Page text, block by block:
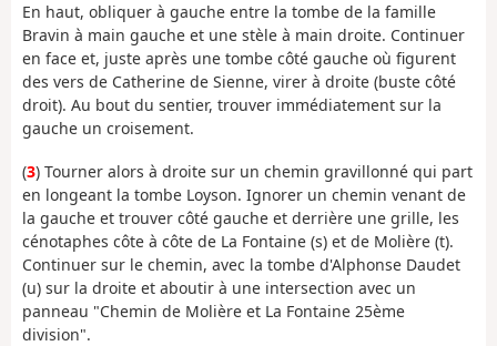
En haut, obliquer à gauche entre la tombe de la famille
Bravin à main gauche et une stèle à main droite. Continuer
en face et, juste après une tombe côté gauche où figurent
des vers de Catherine de Sienne, virer à droite (buste côté
droit). Au bout du sentier, trouver immédiatement sur la
gauche un croisement.
(3) Tourner alors à droite sur un chemin gravillonné qui part
en longeant la tombe Loyson. Ignorer un chemin venant de
la gauche et trouver côté gauche et derrière une grille, les
cénotaphes côte à côte de La Fontaine (s) et de Molière (t).
Continuer sur le chemin, avec la tombe d'Alphonse Daudet
(u) sur la droite et aboutir à une intersection avec un
panneau "Chemin de Molière et La Fontaine 25ème
division".